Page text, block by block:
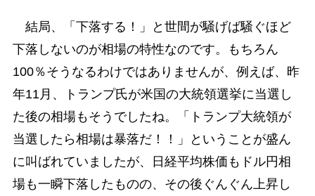
結局、「下落する！」と世間が騒げば騒ぐほど
下落しないのが相場の特性なのです。もちろん
100％そうなるわけではありませんが、例えば、昨
年11月、トランプ氏が米国の大統領選挙に当選し
た後の相場もそうでしたね。「トランプ大統領が
当選したら相場は暴落だ！！」ということが盛ん
に叫ばれていましたが、日経平均株価もドル円相
場も一瞬下落したものの、その後ぐんぐん上昇し